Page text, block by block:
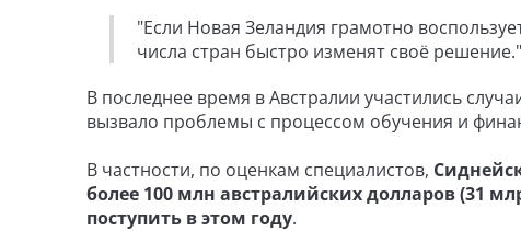
"Если Новая Зеландия грамотно
числа стран быстро изменят своё решение."
В последнее время в Австралии участились
вызвало проблемы с процессом обучения и
В частности, по оценкам специалистов,
более 100 млн австралийских долларов (31
поступить в этом году.